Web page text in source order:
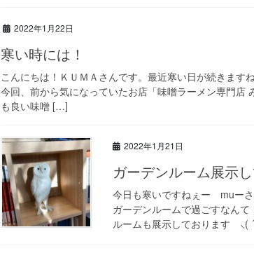
2022年1月22日
寒い時には！
こんにちは！ＫＵＭＡさんです。最近寒い日が続きます
今回、前から気になっていたお店「味噌ラーメン専門店
も良い味噌 […]
2022年1月21日
ガーデンルーム展示
今日も寒いですねぇー muーさ
ガーデンルームで過ごすなん
ルームも展示しております ⸜(